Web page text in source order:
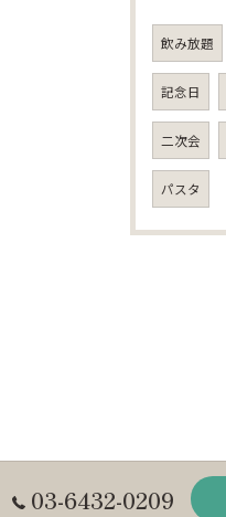
飲み放題
記念日
二次会
パスタ
03-6432-0209